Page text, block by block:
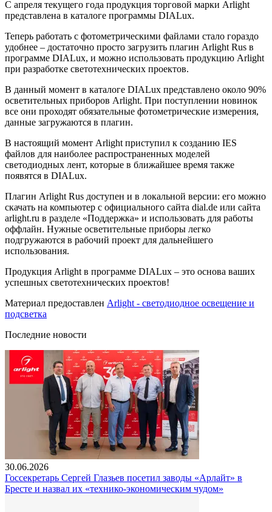
С апреля текущего года продукция торговой марки Arlight
представлена в каталоге программы DIALux.
Теперь работать с фотометрическими файлами стало гораздо
удобнее – достаточно просто загрузить плагин Arlight Rus в
программе DIALux, и можно использовать продукцию Arlight
при разработке светотехнических проектов.
В данный момент в каталоге DIALux представлено около 90%
осветительных приборов Arlight. При поступлении новинок
все они проходят обязательные фотометрические измерения,
данные загружаются в плагин.
В настоящий момент Arlight приступил к созданию IES
файлов для наиболее распространенных моделей
светодиодных лент, которые в ближайшее время также
появятся в DIALux.
Плагин Arlight Rus доступен и в локальной версии: его можно
скачать на компьютер с официального сайта dial.de или сайта
arlight.ru в разделе «Поддержка» и использовать для работы
оффлайн. Нужные осветительные приборы легко
подгружаются в рабочий проект для дальнейшего
использования.
Продукция Arlight в программе DIALux – это основа ваших
успешных светотехнических проектов!
Материал предоставлен Arlight - светодиодное освещение и
подсветка
Последние новости
30.06.2026
Госсекретарь Сергей Глазьев посетил заводы «Арлайт» в
Бресте и назвал их «технико-экономическим чудом»